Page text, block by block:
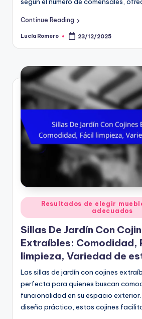
Continue Reading
Posted
Lucía Romero 23/12/2025
Posted
in
Resultados de elegir
adecuados
Sillas De Jardín Con
Extraíbles: Comodidad,
limpieza, Variedad de
Las sillas de jardín con cojines
perfecta para quienes buscan
funcionalidad en su espacio exterior.
diseño práctico, estos cojines